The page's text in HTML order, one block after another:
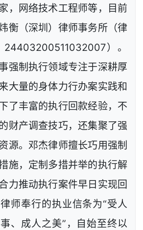
，网络技术工程师等，目前
衡（深圳）律师事务所（律
）。
强制执行领域专注于深耕厚
大量的身体力行办案实践和
了丰富的执行回款经验，不
财产调查技巧，还集聚了强
源。邓杰律师擅长巧用强制
施，定制多措并举的执行解
力推动执行案件早日实现回
师奉行的执业信条为“受人
、成人之美”，自始至终以